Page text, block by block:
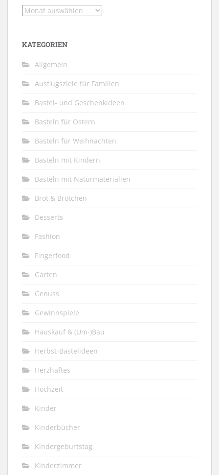
Archiv
KATEGORIEN
Allgemein
Ausflugsziele für Familien
Bastel- und Geschenkideen
Basteln für Ostern
Basteln für Weihnachten
Basteln mit Kindern
Basteln mit Naturmaterialien
Brot & Brötchen
Desserts
Fashion
Fingerfood
Garten
Genuss
Gewinnspiele
Hauskauf & (Um-)Bau
Herbst-Bastelideen
Herzhaftes
Hochzeit
Kinder
Kinderbücher
Kindergeburtstag
Kinderzimmer